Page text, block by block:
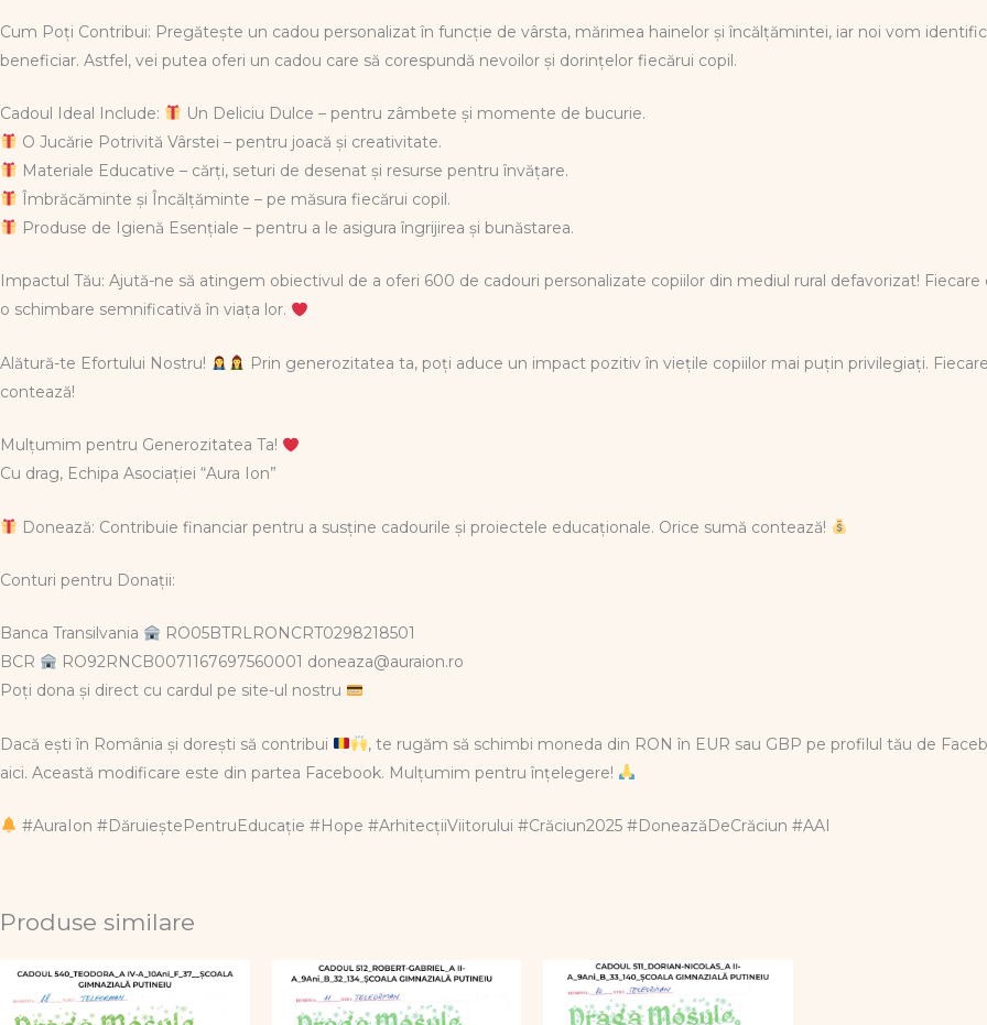
Cum Poți Contribui: Pregătește un cadou personalizat în funcție de vârsta, mărimea hainelor și încălțămintei, iar noi vom
beneficiar. Astfel, vei putea oferi un cadou care să corespundă nevoilor și dorințelor fiecărui copil.
Cadoul Ideal Include:
Un Deliciu Dulce – pentru zâmbete și momente de bucurie.
O Jucărie Potrivită Vârstei – pentru joacă și creativitate.
Materiale Educative – cărți, seturi de desenat și resurse pentru învățare.
Îmbrăcăminte și Încălțăminte – pe măsura fiecărui copil.
Produse de Igienă Esențiale – pentru a le asigura îngrijirea și bunăstarea.
Impactul Tău: Ajută-ne să atingem obiectivul de a oferi 600 de cadouri personalizate copiilor din mediul rural defavorizat! Fiecare
o schimbare semnificativă în viața lor.
Alătură-te Efortului Nostru!
Prin generozitatea ta, poți aduce un impact pozitiv în viețile copiilor mai puțin privilegiați.
contează!
Mulțumim pentru Generozitatea Ta!
Cu drag, Echipa Asociației “Aura Ion”
Donează: Contribuie financiar pentru a susține cadourile și proiectele educaționale. Orice sumă contează!
Conturi pentru Donații:
Banca Transilvania
RO05BTRLRONCRT0298218501
BCR
RO92RNCB0071167697560001 doneaza@auraion.ro
Poți dona și direct cu cardul pe site-ul nostru
Dacă ești în România și dorești să contribui
, te rugăm să schimbi moneda din RON în EUR sau GBP pe profilul tău de
aici. Această modificare este din partea Facebook. Mulțumim pentru înțelegere!
#AuraIon #DăruieștePentruEducație #Hope #ArhitecțiiViitorului #Crăciun2025 #DoneazăDeCrăciun #AAI
Produse similare